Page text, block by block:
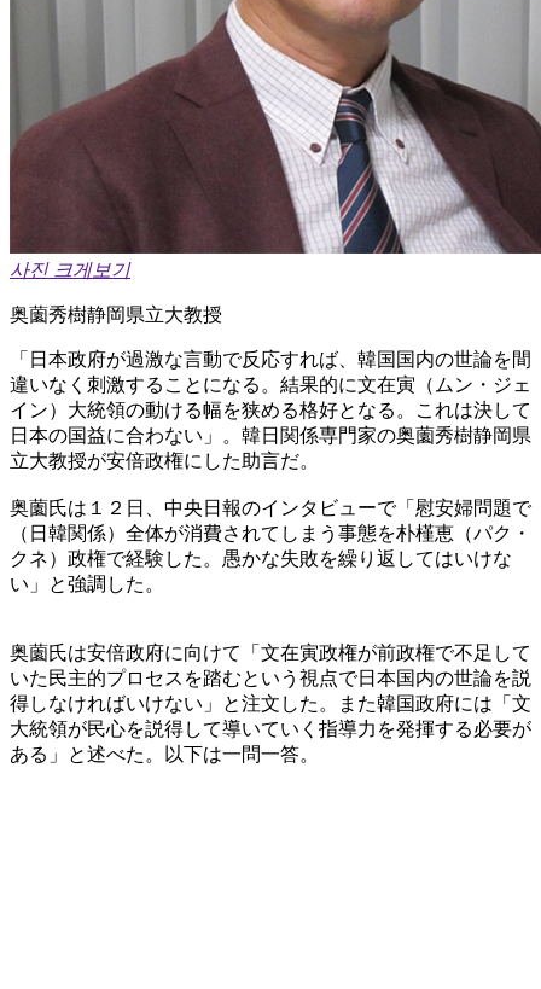
사진 크게보기
奥薗秀樹静岡県立大教授
「日本政府が過激な言動で反応すれば、韓国国内の世論を間
違いなく刺激することになる。結果的に文在寅（ムン・ジェ
イン）大統領の動ける幅を狭める格好となる。これは決して
日本の国益に合わない」。韓日関係専門家の奥薗秀樹静岡県
立大教授が安倍政権にした助言だ。
奥薗氏は１２日、中央日報のインタビューで「慰安婦問題で
（日韓関係）全体が消費されてしまう事態を朴槿恵（パク・
クネ）政権で経験した。愚かな失敗を繰り返してはいけな
い」と強調した。
奥薗氏は安倍政府に向けて「文在寅政権が前政権で不足して
いた民主的プロセスを踏むという視点で日本国内の世論を説
得しなければいけない」と注文した。また韓国政府には「文
大統領が民心を説得して導いていく指導力を発揮する必要が
ある」と述べた。以下は一問一答。